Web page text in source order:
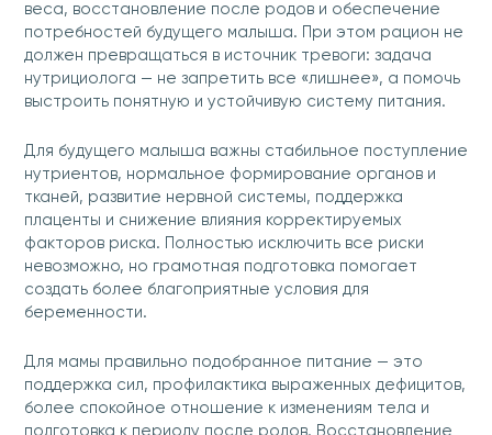
веса, восстановление после родов и обеспечение
потребностей будущего малыша. При этом рацион не
должен превращаться в источник тревоги: задача
нутрициолога — не запретить все «лишнее», а помочь
выстроить понятную и устойчивую систему питания.
Для будущего малыша важны стабильное поступление
нутриентов, нормальное формирование органов и
тканей, развитие нервной системы, поддержка
плаценты и снижение влияния корректируемых
факторов риска. Полностью исключить все риски
невозможно, но грамотная подготовка помогает
создать более благоприятные условия для
беременности.
Для мамы правильно подобранное питание — это
поддержка сил, профилактика выраженных дефицитов,
более спокойное отношение к изменениям тела и
подготовка к периоду после родов. Восстановление